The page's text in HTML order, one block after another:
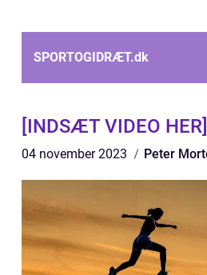
SPORTOGIDRÆT.dk
[INDSÆT VIDEO HER]
04 november 2023 Peter